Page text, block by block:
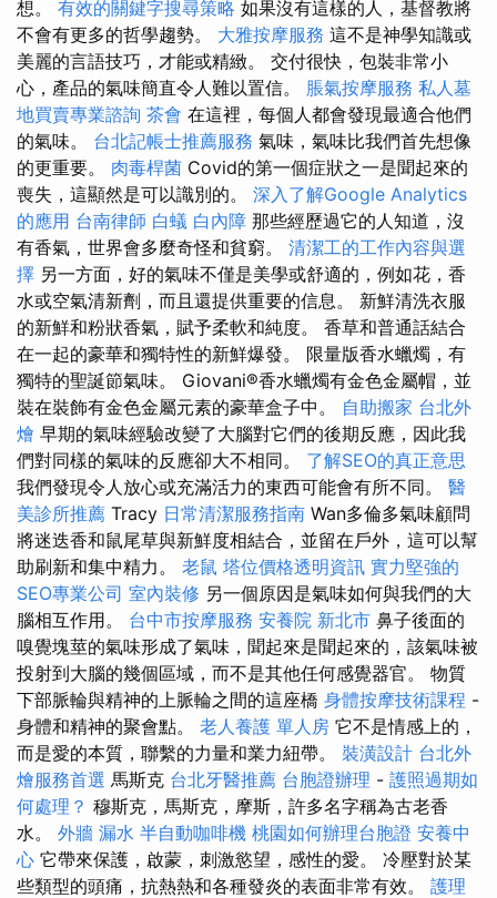
想。 有效的關鍵字搜尋策略 如果沒有這樣的人，基督教將
不會有更多的哲學趨勢。 大雅按摩服務 這不是神學知識或
美麗的言語技巧，才能或精緻。 交付很快，包裝非常小
心，產品的氣味簡直令人難以置信。 脹氣按摩服務 私人墓
地買賣專業諮詢 茶會 在這裡，每個人都會發現最適合他們
的氣味。 台北記帳士推薦服務 氣味，氣味比我們首先想像
的更重要。 肉毒桿菌 Covid的第一個症狀之一是聞起來的
喪失，這顯然是可以識別的。 深入了解Google Analytics
的應用 台南律師 白蟻 白內障 那些經歷過它的人知道，沒
有香氣，世界會多麼奇怪和貧窮。 清潔工的工作內容與選
擇 另一方面，好的氣味不僅是美學或舒適的，例如花，香
水或空氣清新劑，而且還提供重要的信息。 新鮮清洗衣服
的新鮮和粉狀香氣，賦予柔軟和純度。 香草和普通話結合
在一起的豪華和獨特性的新鮮爆發。 限量版香水蠟燭，有
獨特的聖誕節氣味。 Giovani®香水蠟燭有金色金屬帽，並
裝在裝飾有金色金屬元素的豪華盒子中。 自助搬家 台北外
燴 早期的氣味經驗改變了大腦對它們的後期反應，因此我
們對同樣的氣味的反應卻大不相同。 了解SEO的真正意思
我們發現令人放心或充滿活力的東西可能會有所不同。 醫
美診所推薦 Tracy 日常清潔服務指南 Wan多倫多氣味顧問
將迷迭香和鼠尾草與新鮮度相結合，並留在戶外，這可以幫
助刷新和集中精力。 老鼠 塔位價格透明資訊 實力堅強的
SEO專業公司 室內裝修 另一個原因是氣味如何與我們的大
腦相互作用。 台中市按摩服務 安養院 新北市 鼻子後面的
嗅覺塊莖的氣味形成了氣味，聞起來是聞起來的，該氣味被
投射到大腦的幾個區域，而不是其他任何感覺器官。 物質
下部脈輪與精神的上脈輪之間的這座橋 身體按摩技術課程 -
身體和精神的聚會點。 老人養護 單人房 它不是情感上的，
而是愛的本質，聯繫的力量和業力紐帶。 裝潢設計 台北外
燴服務首選 馬斯克 台北牙醫推薦 台胞證辦理 - 護照過期如
何處理？ 穆斯克，馬斯克，摩斯，許多名字稱為古老香
水。 外牆 漏水 半自動咖啡機 桃園如何辦理台胞證 安養中
心 它帶來保護，啟蒙，刺激慾望，感性的愛。 冷壓對於某
些類型的頭痛，抗熱熱和各種發炎的表面非常有效。 護理